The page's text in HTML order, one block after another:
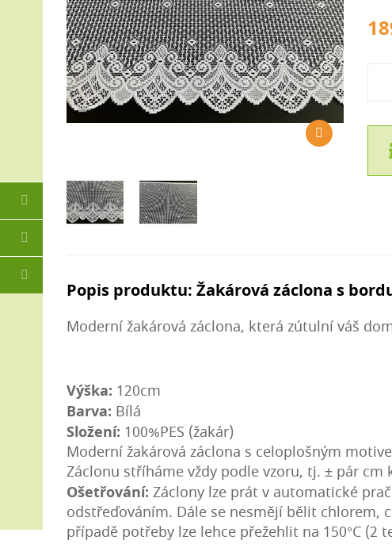
Popis produktu: Žakárová záclona s
Moderní žakárová záclona, která zútulní váš
Výška: 120cm
Barva: Bílá
Složení: 100%PES (žakár)
Moderní žakárová záclona s celoplošným
Záclonu stříháme vždy podle vzoru, tj. ± pár
Ošetřování: Záclony lze prát v automatické
odstřeďováním. Dále se nesmějí bělit chlorem,
případě potřeby lze lehce přežehlit na 150°C (2